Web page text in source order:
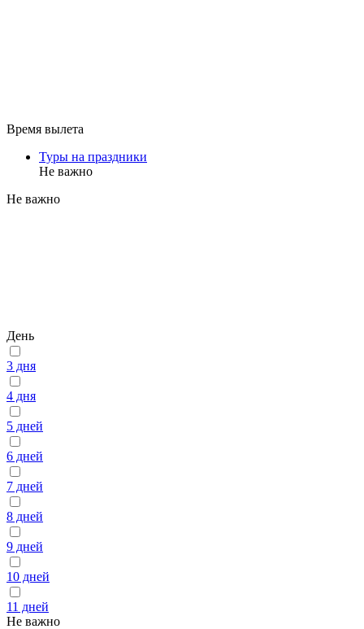
Время вылета
Туры на праздники
Не важно
Не важно
День
3 дня
4 дня
5 дней
6 дней
7 дней
8 дней
9 дней
10 дней
11 дней
Не важно